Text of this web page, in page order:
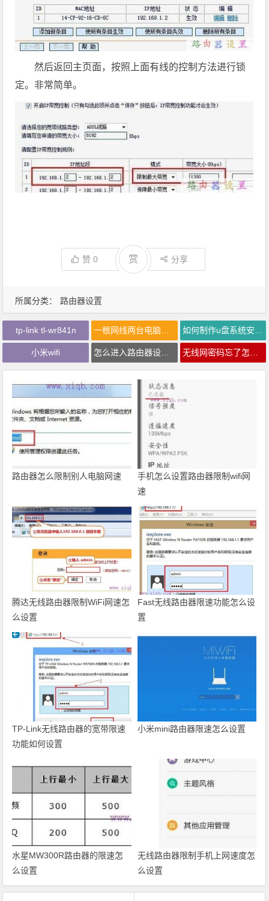
所属分类： 路由器设置
然后返回主页面，按照上面有线的控制方法进行锁
定。非常简单。
赞0 赏 分享
tp-link tl-wr841n
小米wifi
路由器怎么限制别人电脑网速
手机怎么设置路由器限制wifi网
速
腾达无线路由器限制WiFi网速怎
么设置
Fast无线路由器限速功能怎么设
置
TP-Link无线路由器的宽带限速
功能如何设置
小米mini路由器限速怎么设置
水星MW300R路由器的限速怎
么设置
无线路由器限制手机上网速度怎
么设置